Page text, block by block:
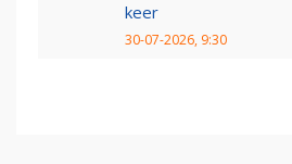
keer
30-07-2026, 9:30